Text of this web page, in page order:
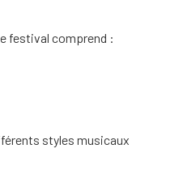
festival comprend :
styles musicaux